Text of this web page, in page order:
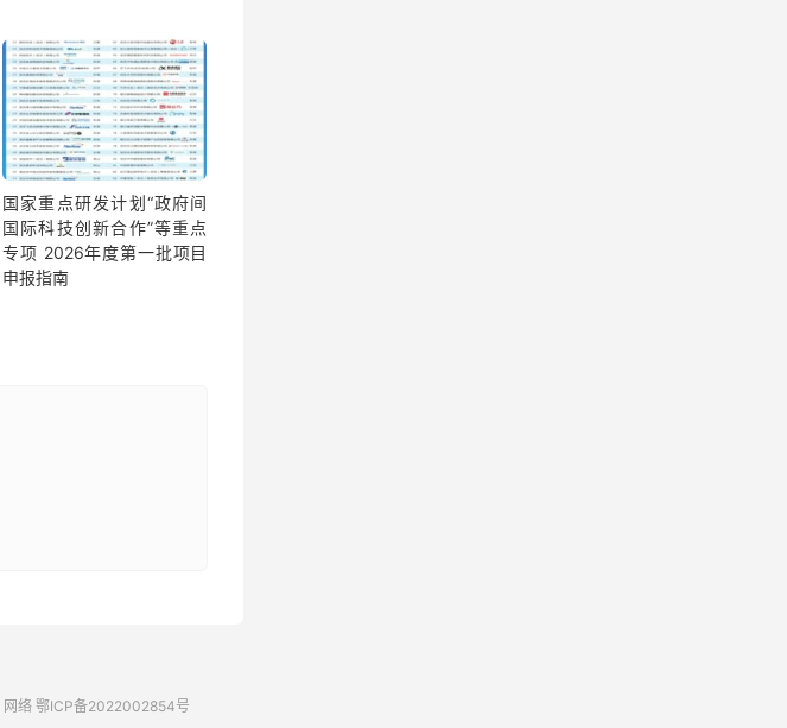
国家重点研发计划“政府间
国际科技创新合作”等重点
专项 2026年度第一批项目
申报指南
网络 鄂ICP备2022002854号